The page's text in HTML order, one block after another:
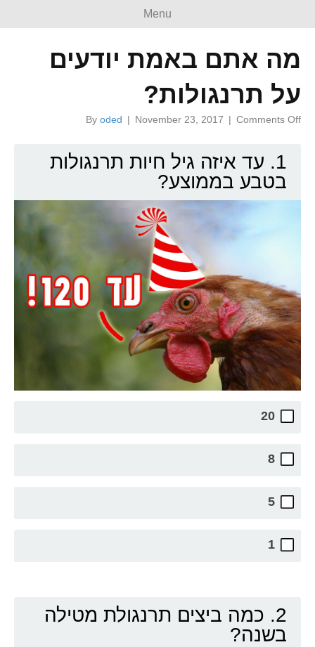
Menu
מה אתם באמת יודעים
על תרנגולות?
Byoded |November 23, 2017 |Comments Off
on
באמת
תרנגולות?
1. עד איזה גיל חיות תרנגולות
בטבע בממוצע?
20
2. כמה ביצים תרנגולת מטילה
בשנה?